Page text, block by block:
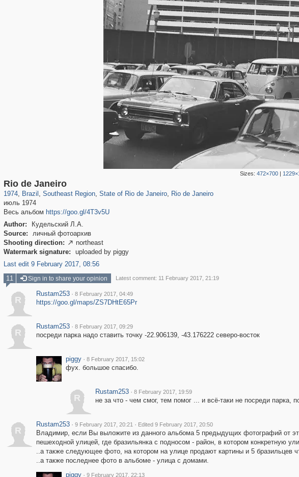
Sizes: 472×700|
Rio de Janeiro
1974, Brazil
917 18
, Southeast Region
663
, State of Rio de Janeiro, Rio de Janeiro
июль 1974
Весь альбом https://goo.gl/4T3v5U
Author:
Кудельский Л.А.
Source:
личный фотоархив
Shooting direction:  northeast
Watermark signature:
uploaded by piggy
Last edit 9 February 2017, 08:56
11 Sign in to share your opinion Latest comment: 11 February 2017, 21:19
R
Rustam253 · 8 February 2017, 04:49
https://goo.gl/maps/ZS7DHtE65Pr
R
Rustam253 · 8 February 2017, 09:29
посреди парка надо ставить точку -22.906139, -43.176222 северо-восток
piggy · 8 February 2017, 15:02
фух. большое спасибо.
R
Rustam253 · 8 February 2017, 19:59
не за что - чем смог, тем помог ... и всё-таки не посреди парка,
R
Rustam253 · 9 February 2017, 20:21 · Edited 9 February 2017, 20:50
Владимир, если Вы выложите из данного альбома 5 предыдущих фотографий от
пешеходной улицей, где бразильянка с подносом - район, в котором конкретную
..а также следующее фото, на котором на улице продают картины и 5 бразильцев
..а также последнее фото в альбоме - улица с домами.
piggy · 9 February 2017, 22:13